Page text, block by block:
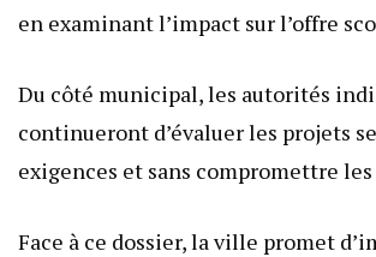
en examinant l’impact sur l’offre
Du côté municipal, les autorités
continueront d’évaluer les projets
exigences et sans compromettre
Face à ce dossier, la ville promet